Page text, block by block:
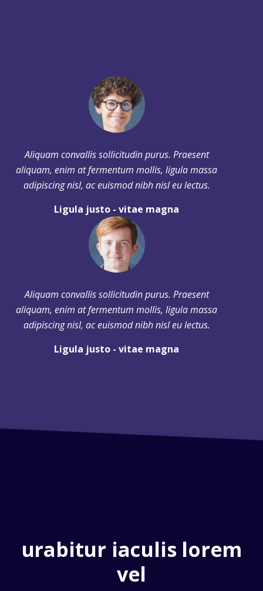
Aliquam convallis sollicitudin purus. Praesent
aliquam, enim at fermentum mollis, ligula massa
adipiscing nisl, ac euismod nibh nisl eu lectus.
Ligula justo - vitae magna
Aliquam convallis sollicitudin purus. Praesent
aliquam, enim at fermentum mollis, ligula massa
adipiscing nisl, ac euismod nibh nisl eu lectus.
Ligula justo - vitae magna
urabitur iaculis lorem
vel